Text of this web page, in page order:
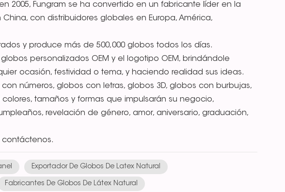
2005, Fungram se ha convertido en un fabricante líder en la
con distribuidores globales en Europa, América,
y produce más de 500,000 globos todos los días.
personalizados OEM y el logotipo OEM, brindándole
ocasión, festividad o tema, y haciendo realidad sus ideas.
números, globos con letras, globos 3D, globos con burbujas,
tamaños y formas que impulsarán su negocio,
revelación de género, amor, aniversario, graduación,
contáctenos.
Exportador De Globos De Latex Natural
Fabricantes De Globos De Látex Natural